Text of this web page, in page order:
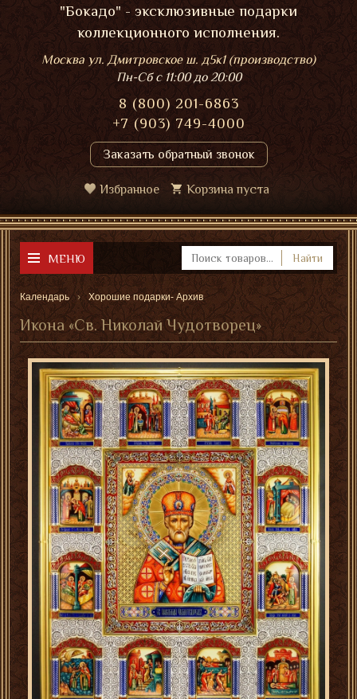
"Бокадо" - эксклюзивные подарки
коллекционного исполнения.
Москва ул. Дмитровское ш. д5к1 (производство)
Пн-Сбс 11:00 до 20:00
8 (800) 201-6863
+7 (903) 749-4000
Заказать обратный звонок
Избранное Корзина пуста
МЕНЮ Найти
Календарь Хорошие подарки- Архив
Икона «Св. Николай Чудотворец»